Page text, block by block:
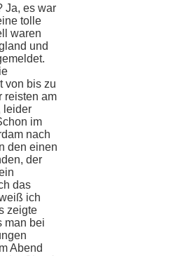
Ja, es war
tolle
waren
und
von bis zu
reisten am
leider
im
nach
den einen
der
das
ich
zeigte
man bei
Abend